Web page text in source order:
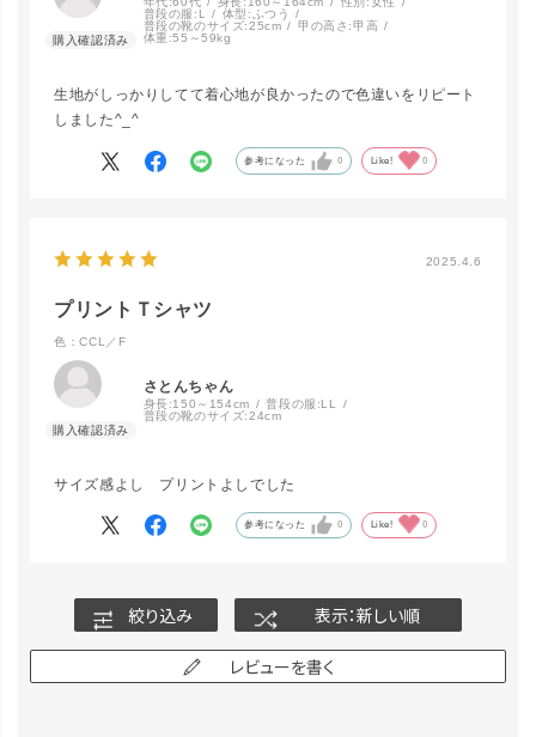
close
カラー/サイズ
ﾐﾙｸ／F
CCL／F
在庫なし
普段の服: L 体型:ふつう
普段の靴のサイズ:25cm 甲の高さ:甲高
体重:55～59kg
生地がしっかりしてて着心地が良かったので色違いをリピート
しました^_^
参考になった 0 Like! 0
2025.4.6
プリントＴシャツ
色：CCL／F
さとんちゃん
身長:150～154cm 普段の服:LL
普段の靴のサイズ:24cm
サイズ感よし プリントよしでした
参考になった 0 Like! 0
絞り込み 表示：新しい順
レビューを書く